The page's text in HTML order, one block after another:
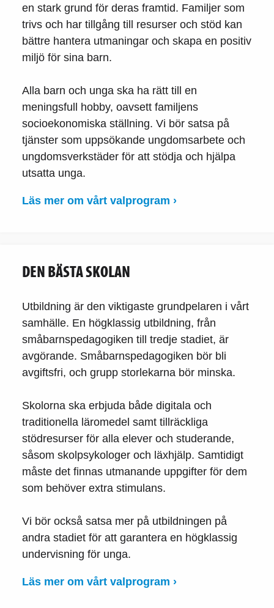
en stark grund för deras framtid. Familjer som
trivs och har tillgång till resurser och stöd kan
bättre hantera utmaningar och skapa en positiv
miljö för sina barn.
Alla barn och unga ska ha rätt till en
meningsfull hobby, oavsett familjens
socioekonomiska ställning. Vi bör satsa på
tjänster som uppsökande ungdomsarbete och
ungdomsverkstäder för att stödja och hjälpa
utsatta unga.
Läs mer om vårt valprogram ›
DEN BÄSTA SKOLAN
Utbildning är den viktigaste grundpelaren i vårt
samhälle. En högklassig utbildning, från
småbarnspedagogiken till tredje stadiet, är
avgörande. Småbarnspedagogiken bör bli
avgiftsfri, och grupp storlekarna bör minska.
Skolorna ska erbjuda både digitala och
traditionella läromedel samt tillräckliga
stödresurser för alla elever och studerande,
såsom skolpsykologer och läxhjälp. Samtidigt
måste det finnas utmanande uppgifter för dem
som behöver extra stimulans.
Vi bör också satsa mer på utbildningen på
andra stadiet för att garantera en högklassig
undervisning för unga.
Läs mer om vårt valprogram ›